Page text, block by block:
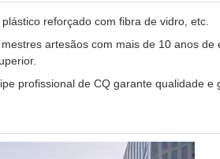
reforçado com fibra de vidro, etc.
artesãos com mais de 10 anos
profissional de CQ garante qualidade e